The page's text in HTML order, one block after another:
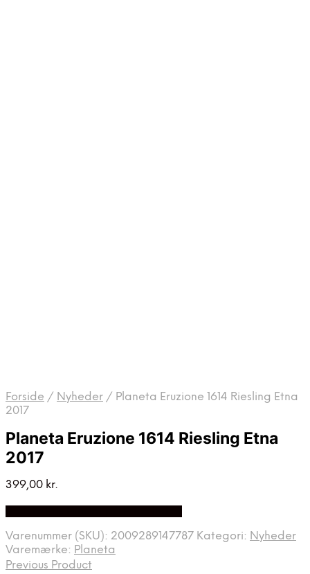
Forside / Nyheder / Planeta Eruzione 1614 Riesling Etna
2017
Planeta Eruzione 1614 Riesling Etna
2017
399,00 kr.
Varenummer (SKU): 2009289147787 Kategori: Nyheder
Varemærke: Planeta
Previous Product